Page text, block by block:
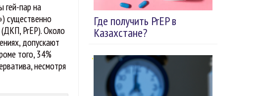
Где получить PrEP в
Казахстане?
гей-пар на
существенно
PrEP). Около
допускают
того, 34%
несмотря